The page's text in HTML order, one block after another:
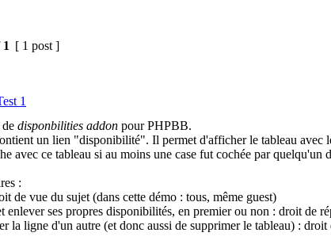
1 [ 1 post ]
1
disponbilities addon pour PHPBB.
un lien "disponibilité". Il permet d'afficher le tableau avec
avec ce tableau si au moins une case fut cochée par quelqu'un
:
de vue du sujet (dans cette démo : tous, même guest)
enlever ses propres disponibilités, en premier ou non : droit de
la ligne d'un autre (et donc aussi de supprimer le tableau) :